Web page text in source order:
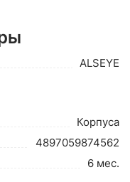
ALSEYE
Корпуса
4897059874562
6 мес.